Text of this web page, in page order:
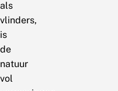
als
vlinders,
is
de
natuur
vol